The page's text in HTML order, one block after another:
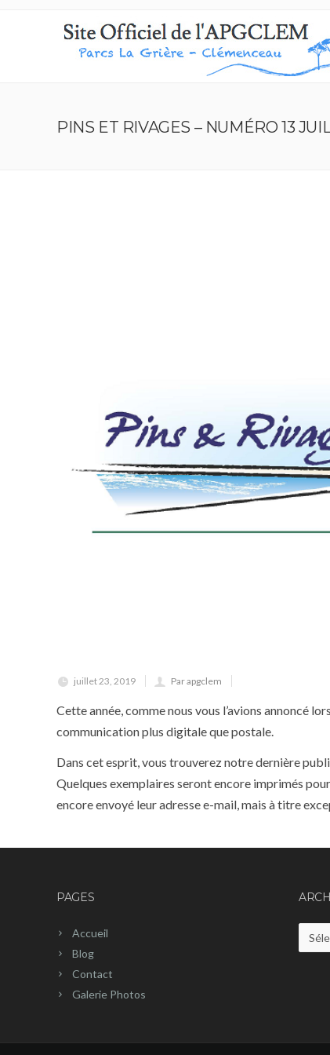
PINS ET RIVAGES – NUMÉRO 13
juillet 23, 2019 Par apgclem
Cette année, comme nous vous l’avions annoncé
communication plus digitale que postale.
Dans cet esprit, vous trouverez notre dernière
Quelques exemplaires seront encore imprimés
encore envoyé leur adresse e-mail, mais à titre
PAGES
Accueil
Blog
Contact
Galerie Photos